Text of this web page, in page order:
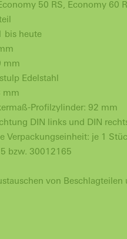
50 RS, Economy 60
bis heute
mm
Edelstahl
mm
Profilzylinder: 92 mm
DIN links und DIN
Verpackungseinheit: je 1
bzw. 30012165
von